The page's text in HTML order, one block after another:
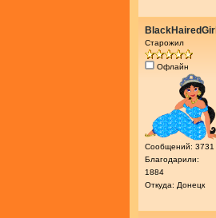
BlackHairedGirl
Старожил
Офлайн
Сообщений: 3731
Благодарили:
1884
Откуда: Донецк